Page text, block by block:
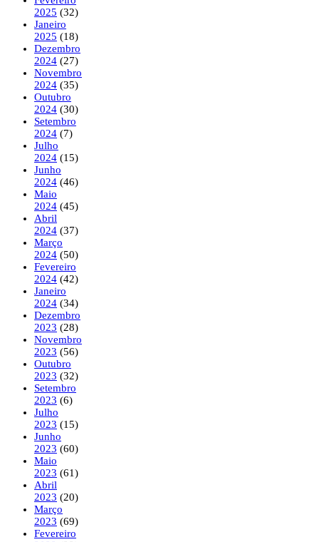
2025 (32)
Janeiro
2025 (18)
Dezembro
2024 (27)
Novembro
2024 (35)
Outubro
2024 (30)
Setembro
2024 (7)
Julho
2024 (15)
Junho
2024 (46)
Maio
2024 (45)
Abril
2024 (37)
Março
2024 (50)
Fevereiro
2024 (42)
Janeiro
2024 (34)
Dezembro
2023 (28)
Novembro
2023 (56)
Outubro
2023 (32)
Setembro
2023 (6)
Julho
2023 (15)
Junho
2023 (60)
Maio
2023 (61)
Abril
2023 (20)
Março
2023 (69)
Fevereiro